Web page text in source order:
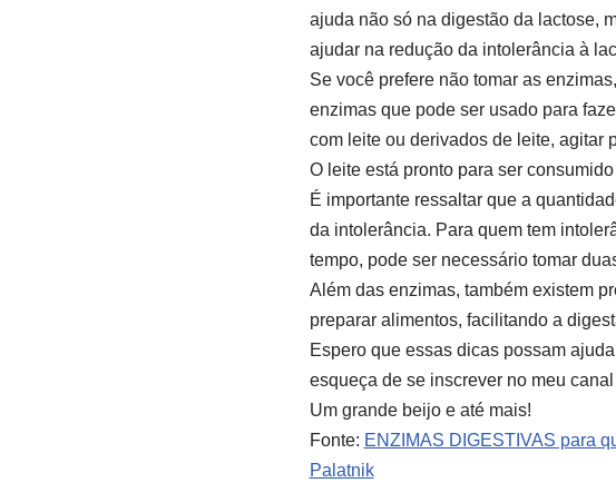
ajuda não só na digestão da lactose,
ajudar na redução da intolerância à
Se você prefere não tomar as
enzimas que pode ser usado para
com leite ou derivados de leite, agitar
O leite está pronto para ser
É importante ressaltar que a
da intolerância. Para quem tem
tempo, pode ser necessário tomar
Além das enzimas, também existem
preparar alimentos, facilitando a
Espero que essas dicas possam
esqueça de se inscrever no meu
Um grande beijo e até mais!
Fonte: ENZIMAS DIGESTIVAS para
Palatnik